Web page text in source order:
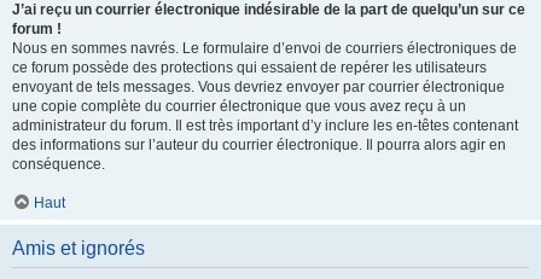
J’ai reçu un courrier électronique indésirable de la part de quelqu’un sur ce
forum !
Nous en sommes navrés. Le formulaire d’envoi de courriers électroniques de
ce forum possède des protections qui essaient de repérer les utilisateurs
envoyant de tels messages. Vous devriez envoyer par courrier électronique
une copie complète du courrier électronique que vous avez reçu à un
administrateur du forum. Il est très important d’y inclure les en-têtes contenant
des informations sur l’auteur du courrier électronique. Il pourra alors agir en
conséquence.
Haut
Amis et ignorés